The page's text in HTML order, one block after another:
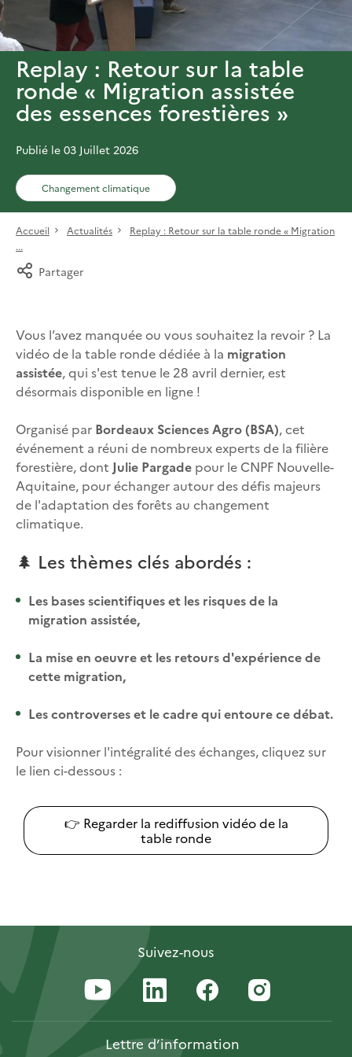
Replay : Retour sur la table
ronde « Migration assistée
des essences forestières »
Publié le 03 Juillet 2026
Changement climatique
Accueil Actualités
Replay : Retour sur la table ronde « Migration
...
Partager
Vous l’avez manquée ou vous souhaitez la revoir ? La
vidéo de la table ronde dédiée à la migration
assistée, qui s'est tenue le 28 avril dernier, est
désormais disponible en ligne !
Organisé par Bordeaux Sciences Agro (BSA), cet
événement a réuni de nombreux experts de la filière
forestière, dont Julie Pargade pour le CNPF Nouvelle-
Aquitaine, pour échanger autour des défis majeurs
de l'adaptation des forêts au changement
climatique.
🌲 Les thèmes clés abordés :
Les bases scientifiques et les risques de la
migration assistée,
La mise en oeuvre et les retours d'expérience de
cette migration,
Les controverses et le cadre qui entoure ce débat.
Pour visionner l'intégralité des échanges, cliquez sur
le lien ci-dessous :
👉 Regarder la rediffusion vidéo de la
table ronde
Suivez-nous
Lettred’information